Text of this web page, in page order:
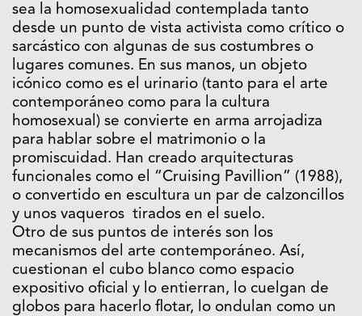
sea la homosexualidad contemplada tanto
desde un punto de vista activista como crítico o
sarcástico con algunas de sus costumbres o
lugares comunes. En sus manos, un objeto
icónico como es el urinario (tanto para el arte
contemporáneo como para la cultura
homosexual) se convierte en arma arrojadiza
para hablar sobre el matrimonio o la
promiscuidad. Han creado arquitecturas
funcionales como el “Cruising Pavillion” (1988),
o convertido en escultura un par de calzoncillos
y unos vaqueros tirados en el suelo.
Otro de sus puntos de interés son los
mecanismos del arte contemporáneo. Así,
cuestionan el cubo blanco como espacio
expositivo oficial y lo entierran, lo cuelgan de
globos para hacerlo flotar, lo ondulan como un